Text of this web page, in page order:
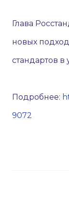
Глава
новых
стандартов
Подробнее:
9072